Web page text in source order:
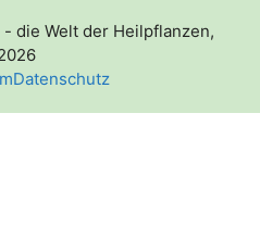
die Welt der Heilpflanzen,
Datenschutz